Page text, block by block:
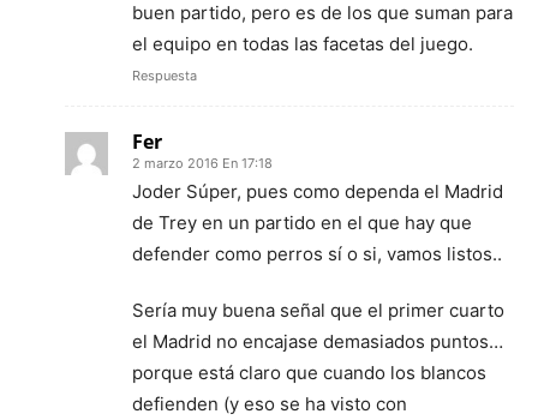
buen partido, pero es de los que suman para
el equipo en todas las facetas del juego.
Respuesta
Fer
2 marzo 2016 En 17:18
Joder Súper, pues como dependa el Madrid
de Trey en un partido en el que hay que
defender como perros sí o si, vamos listos..
Sería muy buena señal que el primer cuarto
el Madrid no encajase demasiados puntos…
porque está claro que cuando los blancos
defienden (y eso se ha visto con